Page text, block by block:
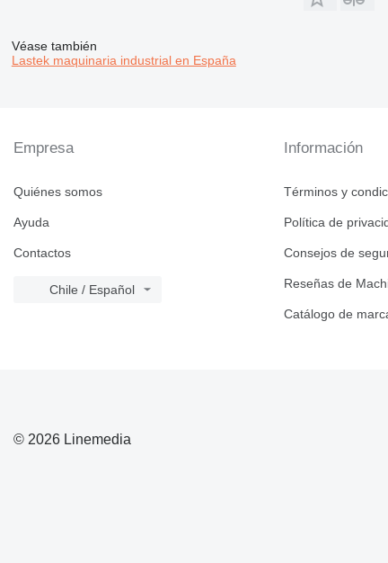
Véase también
Lastek maquinaria industrial en España
Empresa
Quiénes somos
Ayuda
Contactos
Chile / Español
Información
Términos y
Política de
Consejos de
Reseñas de
Catálogo de
© 2026 Linemedia